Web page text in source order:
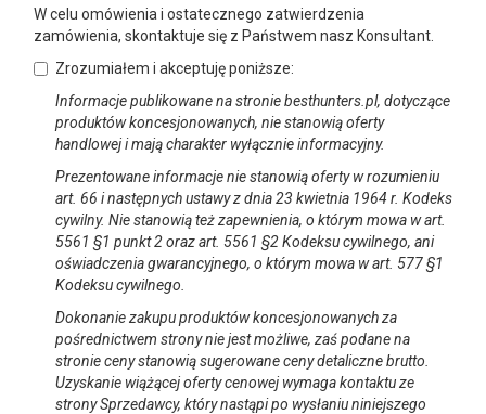
W celu omówienia i ostatecznego zatwierdzenia
zamówienia, skontaktuje się z Państwem nasz Konsultant.
Zrozumiałem i akceptuję poniższe:
Informacje publikowane na stronie besthunters.pl, dotyczące
produktów koncesjonowanych, nie stanowią oferty
handlowej i mają charakter wyłącznie informacyjny.
Prezentowane informacje nie stanowią oferty w rozumieniu
art. 66 i następnych ustawy z dnia 23 kwietnia 1964 r. Kodeks
cywilny. Nie stanowią też zapewnienia, o którym mowa w art.
5561 §1 punkt 2 oraz art. 5561 §2 Kodeksu cywilnego, ani
oświadczenia gwarancyjnego, o którym mowa w art. 577 §1
Kodeksu cywilnego.
Dokonanie zakupu produktów koncesjonowanych za
pośrednictwem strony nie jest możliwe, zaś podane na
stronie ceny stanowią sugerowane ceny detaliczne brutto.
Uzyskanie wiążącej oferty cenowej wymaga kontaktu ze
strony Sprzedawcy, który nastąpi po wysłaniu niniejszego